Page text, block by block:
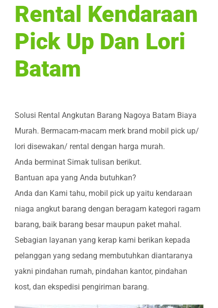
Rental Kendaraan
Pick Up Dan Lori
Batam
Solusi Rental Angkutan Barang Nagoya Batam Biaya
Murah. Bermacam-macam merk brand mobil pick up/
lori disewakan/ rental dengan harga murah.
Anda berminat Simak tulisan berikut.
Bantuan apa yang Anda butuhkan?
Anda dan Kami tahu, mobil pick up yaitu kendaraan
niaga angkut barang dengan beragam kategori ragam
barang, baik barang besar maupun paket mahal.
Sebagian layanan yang kerap kami berikan kepada
pelanggan yang sedang membutuhkan diantaranya
yakni pindahan rumah, pindahan kantor, pindahan
kost, dan ekspedisi pengiriman barang.